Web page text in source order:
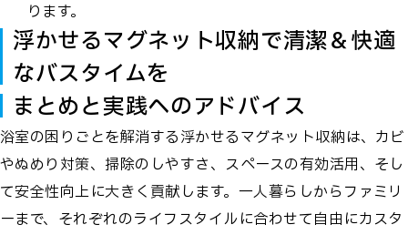
ります。
浮かせるマグネット収納で清潔＆快適
なバスタイムを
まとめと実践へのアドバイス
浴室の困りごとを解消する浮かせるマグネット収納は、カビ
やぬめり対策、掃除のしやすさ、スペースの有効活用、そし
て安全性向上に大きく貢献します。一人暮らしからファミリ
ーまで、それぞれのライフスタイルに合わせて自由にカスタ